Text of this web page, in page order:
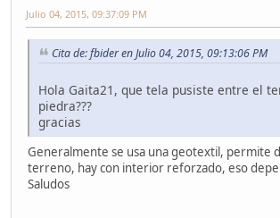
Julio 04, 2015, 09:37:09 PM
Cita de: fbider en Julio 04, 2015, 09:13:06 PM
Hola Gaita21, que tela pusiste entre el
piedra???
gracias
Generalmente se usa una geotextil, permite
terreno, hay con interior reforzado, eso
Saludos